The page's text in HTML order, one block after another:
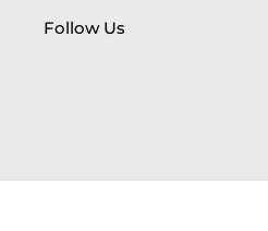
Follow Us